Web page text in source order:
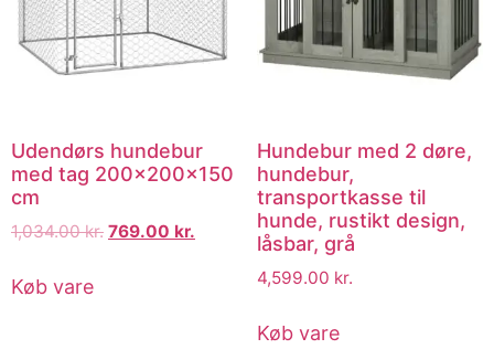
Udendørs hundebur
med tag 200x200x150
cm
1,034.00kr. 769.00 kr.
Køb vare
Hundebur med 2 døre,
hundebur,
transportkasse til
hunde, rustikt design,
låsbar, grå
4,599.00 kr.
Køb vare